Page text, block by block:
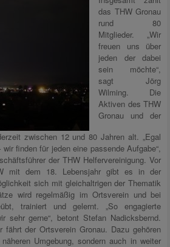
das THW Gronau
rund 80
Mitglieder. „Wir
freuen uns über
jeden der dabei
sein möchte“,
sagt Jörg
Wilming. Die
Aktiven des THW
Gronau und der
zwischen 12 und 80 Jahren alt. „Egal
finden für jeden eine passende Aufgabe“,
der THW Helfervereinigung. Vor
mit dem 18. Lebensjahr gibt es in der
sich mit gleichaltrigen der Thematik
wird regelmäßig im Ortsverein und bei
trainiert und gelernt. „So engagierte
sehr gerne“, betont Stefan Nadicksbernd.
der Ortsverein Gronau. Dazu gehören
Umgebung, sondern auch in weiter